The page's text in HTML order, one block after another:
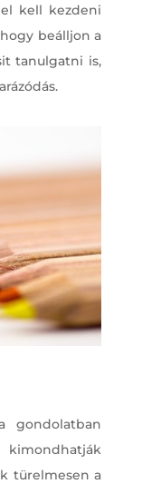
kell kezdeni
beálljon a
tanulgatni is,
gondolatban
türelmesen a